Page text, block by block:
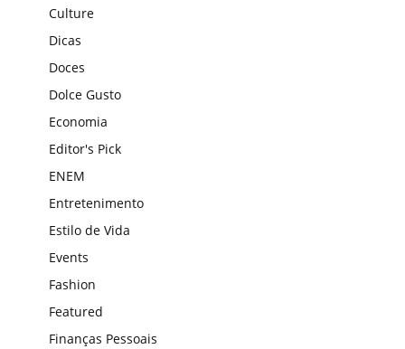
Culture
Dicas
Doces
Dolce Gusto
Economia
Editor's Pick
ENEM
Entretenimento
Estilo de Vida
Events
Fashion
Featured
Finanças Pessoais